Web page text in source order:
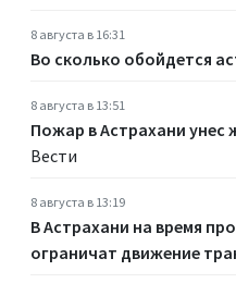
8 августа в 16:31
Во сколько обойдется
8 августа в 13:51
Пожар в Астрахани унес
Вести
8 августа в 13:19
В Астрахани на время
ограничат движение